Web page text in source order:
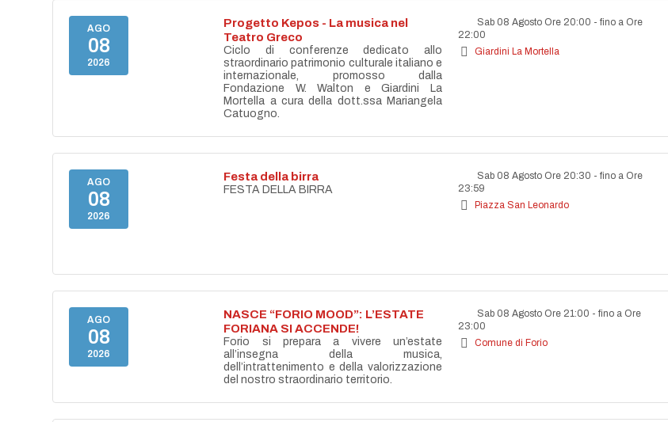
AGO
08
2026
Progetto Kepos - La musica nel
Teatro Greco
Ciclo di conferenze dedicato allo
straordinario patrimonio culturale italiano e
internazionale, promosso dalla
Fondazione W. Walton e Giardini La
Mortella a cura della dott.ssa Mariangela
Catuogno.
Sab 08 Agosto Ore 20:00 - fino a Ore
22:00
Giardini La Mortella
AGO
08
2026
Festa della birra
FESTA DELLA BIRRA
Sab 08 Agosto Ore 20:30 - fino a Ore
23:59
Piazza San Leonardo
AGO
08
2026
NASCE “FORIO MOOD”: L’ESTATE
FORIANA SI ACCENDE!
Forio si prepara a vivere un’estate
all’insegna della musica,
dell’intrattenimento e della valorizzazione
del nostro straordinario territorio.
Sab 08 Agosto Ore 21:00 - fino a Ore
23:00
Comune di Forio